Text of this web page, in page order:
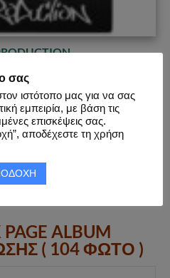
Εκδηλώσεων
& Festivals |||Κατηγορία
: 12.04.2014 |||Παύση
|||Σύνδεσμοι:
ALBUM
( 104 ΦΩΤΟ )
σας
ιστότοπο μας για να σας
εμπειρία, με βάση τις
επισκέψεις σας.
αποδέχεστε τη χρήση